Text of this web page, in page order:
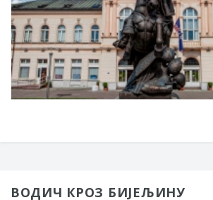
ВОДИЧ КРОЗ БИЈЕЉИНУ